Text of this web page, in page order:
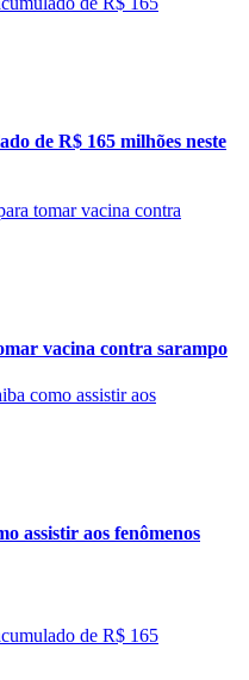
de R$ 165 milhões neste
vacina contra sarampo
assistir aos fenômenos